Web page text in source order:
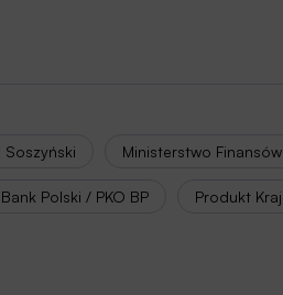
Soszyński Ministerstwo Finansów
Polski / PKO BP Produkt